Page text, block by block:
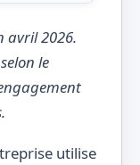
avril 2026.
le
utilise